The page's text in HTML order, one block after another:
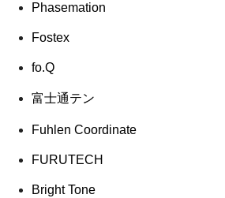
Phasemation
Fostex
fo.Q
富士通テン
Fuhlen Coordinate
FURUTECH
Bright Tone